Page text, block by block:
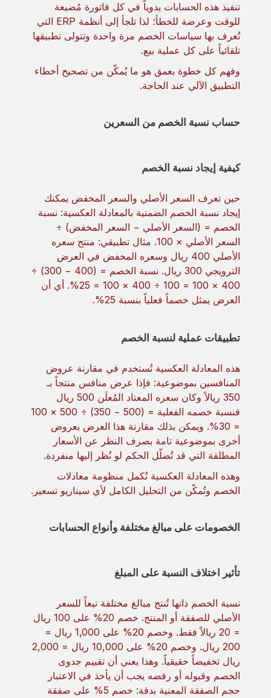
تنفيذ هذه الحسابات يدوياً في كل فاتورة مُضيعة
للوقت وعرضة للخطأ؛ لذا تلجأ إلى أنظمة ERP التي
تُعرف بها سياسات الخصم مرة واحدة وتتولى تطبيقها
تلقائياً على كل عملية بيع.
وفهم كل خطوة بعمق هو ما يُمكّن من تصحيح أخطاء
التطبيق الآلي عند الحاجة.
حساب نسبة الخصم من السعرين
كيفية إيجاد نسبة الخصم
حين تعرف السعر الأصلي والسعر المخفض يمكنك
إيجاد نسبة الخصم الضمنية بالمعادلة العكسية: نسبة
الخصم = (السعر الأصلي − السعر المخفض) ÷
السعر الأصلي × 100. مثال تطبيقي: منتج سعره
الأصلي 400 ريال وسعره المخفض في العرض
الترويجي 300 ريال. نسبة الخصم = (400 − 300) ÷
400 × 100 = 100 ÷ 400 × 100 = 25%. أي أن
العرض يمثل خصماً فعلياً بنسبة 25%.
تطبيقات عملية لنسبة الخصم
هذه المعادلة العكسية تُستخدم في مقارنة عروض
المنافسين بموضوعية: فإذا عرض منافس منتجاً بـ
350 ريالاً وكان سعره المعتاد المُعلَن 500 ريال
فنسبة خصمه الفعلية = (500 − 350) ÷ 500 × 100
= 30%. ويمكن بذلك مقارنة هذا العرض بعروض
أخرى بموضوعية تامة بصرف النظر عن الأسعار
المطلقة التي قد تُضلّل الحكم لو نُظر إليها منفردة.
وهذه المعادلة العكسية تُكمل منظومة معادلات
الخصم وتُمكّن من التحليل الكامل لأي سيناريو تسعير.
الخصومات على مبالغ مختلفة وأنواع الحسابات
تأثير اختلاف النسبة على المبلغ
نسبة الخصم ذاتها تُنتج مبالغ مختلفة تبعاً للسعر
الأصلي للصفقة أو المنتج. خصم 20% على 100 ريال
= 20 ريالاً فقط. وخصم 20% على 1,000 ريال =
200 ريال. وخصم 20% على 10,000 ريال = 2,000
ريال تخفيضاً حقيقياً. وهذا يعني أن تقييم جدوى
الخصم وقبوله أو رفضه يجب أن يأخذ في الاعتبار
حجم الصفقة المعنية بدقة: خصم 5% على صفقة